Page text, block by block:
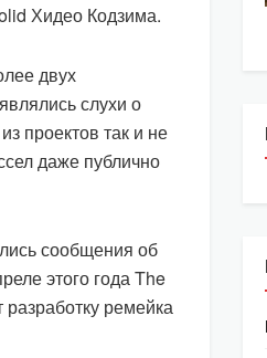
Хидео Кодзима.
двух
слухи о
проектов так и не
даже публично
сообщения об
этого года The
ремейка